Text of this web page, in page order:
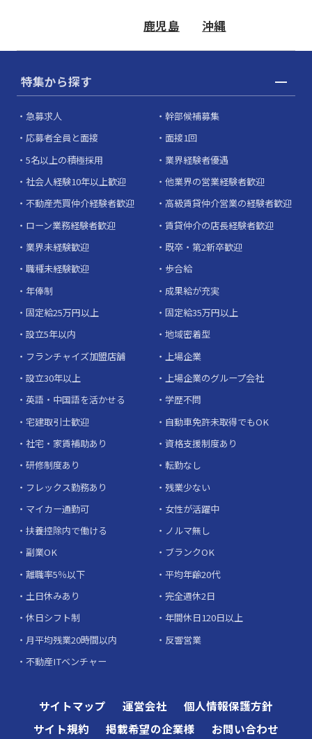
鹿児島 沖縄
特集から探す
急募求人
幹部候補募集
応募者全員と面接
面接1回
5名以上の積極採用
業界経験者優遇
社会人経験10年以上歓迎
他業界の営業経験者歓迎
不動産売買仲介経験者歓迎
高級賃貸仲介営業の経験者歓迎
ローン業務経験者歓迎
賃貸仲介の店長経験者歓迎
業界未経験歓迎
既卒・第2新卒歓迎
職種未経験歓迎
歩合給
年俸制
成果給が充実
固定給25万円以上
固定給35万円以上
設立5年以内
地域密着型
フランチャイズ加盟店舗
上場企業
設立30年以上
上場企業のグループ会社
英語・中国語を活かせる
学歴不問
宅建取引士歓迎
自動車免許未取得でもOK
社宅・家賃補助あり
資格支援制度あり
研修制度あり
転勤なし
フレックス勤務あり
残業少ない
マイカー通勤可
女性が活躍中
扶養控除内で働ける
ノルマ無し
副業OK
ブランクOK
離職率5％以下
平均年齢20代
土日休みあり
完全週休2日
休日シフト制
年間休日120日以上
月平均残業20時間以内
反響営業
不動産ITベンチャー
サイトマップ 運営会社
個人情報保護方針
サイト規約
掲載希望の企業様 お問い合わせ